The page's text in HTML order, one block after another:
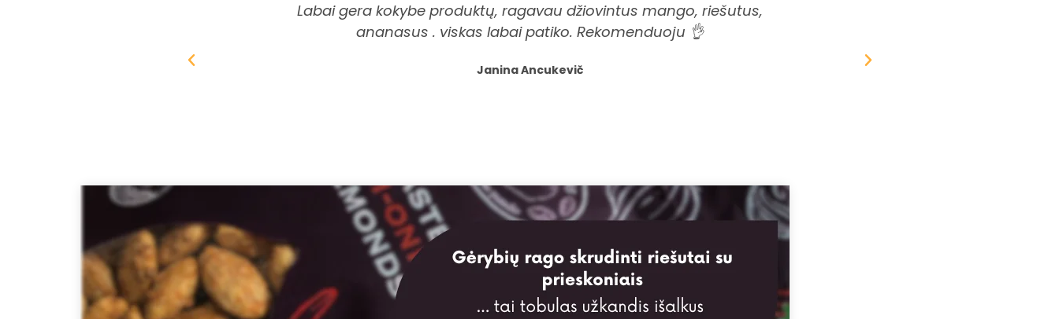
Labai gera kokybe produktų, ragavau džiovintus mango, riešutus,
ananasus . viskas labai patiko. Rekomenduoju 👌
Janina Ancukevič
Didelis ačiū už nesusipratimo